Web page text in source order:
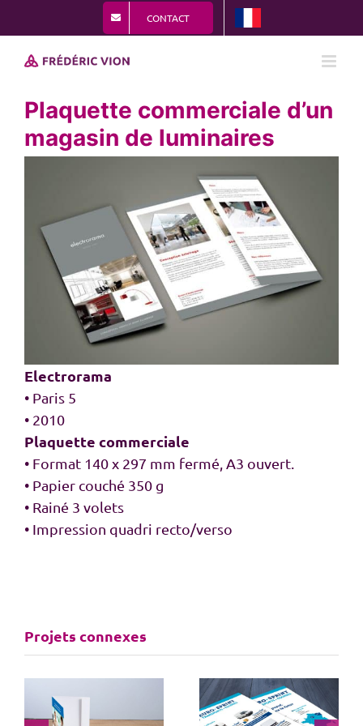
au
contenu
CONTACT
Plaquette commerciale d’un
magasin de luminaires
Electrorama
• Paris 5
• 2010
Plaquette commerciale
• Format 140 x 297 mm fermé, A3 ouvert.
• Papier couché 350 g
• Rainé 3 volets
• Impression quadri recto/verso
Projets connexes
Plaquette
commerciale d’un